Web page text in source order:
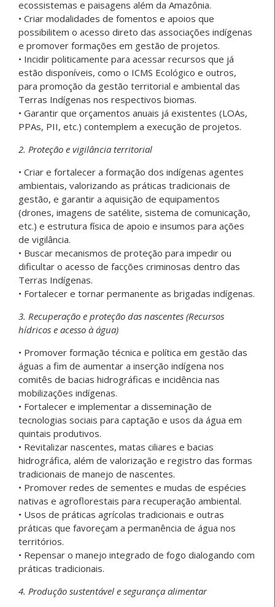
ecossistemas e paisagens além da Amazônia.
• Criar modalidades de fomentos e apoios que
possibilitem o acesso direto das associações indígenas
e promover formações em gestão de projetos.
• Incidir politicamente para acessar recursos que já
estão disponíveis, como o ICMS Ecológico e outros,
para promoção da gestão territorial e ambiental das
Terras Indígenas nos respectivos biomas.
• Garantir que orçamentos anuais já existentes (LOAs,
PPAs, PII, etc.) contemplem a execução de projetos.
2. Proteção e vigilância territorial
• Criar e fortalecer a formação dos indígenas agentes
ambientais, valorizando as práticas tradicionais de
gestão, e garantir a aquisição de equipamentos
(drones, imagens de satélite, sistema de comunicação,
etc.) e estrutura física de apoio e insumos para ações
de vigilância.
• Buscar mecanismos de proteção para impedir ou
dificultar o acesso de facções criminosas dentro das
Terras Indígenas.
• Fortalecer e tornar permanente as brigadas indígenas.
3. Recuperação e proteção das nascentes (Recursos
hídricos e acesso à água)
• Promover formação técnica e política em gestão das
águas a fim de aumentar a inserção indígena nos
comitês de bacias hidrográficas e incidência nas
mobilizações indígenas.
• Fortalecer e implementar a disseminação de
tecnologias sociais para captação e usos da água em
quintais produtivos.
• Revitalizar nascentes, matas ciliares e bacias
hidrográfica, além de valorização e registro das formas
tradicionais de manejo de nascentes.
• Promover redes de sementes e mudas de espécies
nativas e agroflorestais para recuperação ambiental.
• Usos de práticas agrícolas tradicionais e outras
práticas que favoreçam a permanência de água nos
territórios.
• Repensar o manejo integrado de fogo dialogando com
práticas tradicionais.
4. Produção sustentável e segurança alimentar